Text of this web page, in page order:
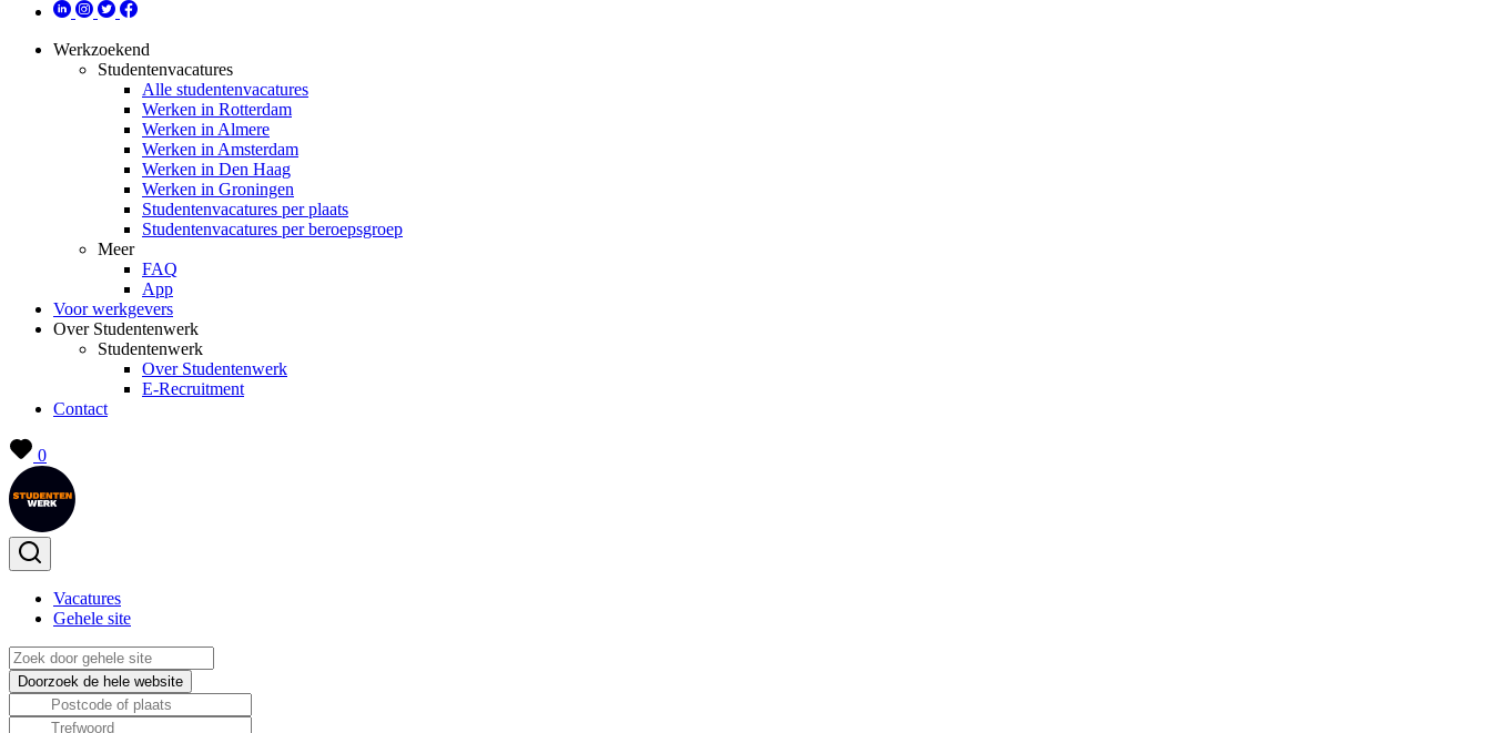
Werkzoekend
Studentenvacatures
Alle studentenvacatures
Werken in Rotterdam
Werken in Almere
Werken in Amsterdam
Werken in Den Haag
Werken in Groningen
Studentenvacatures per plaats
Studentenvacatures per beroepsgroep
Meer
FAQ
App
Voor werkgevers
Over Studentenwerk
Studentenwerk
Over Studentenwerk
E-Recruitment
Contact
0
Vacatures
Gehele site